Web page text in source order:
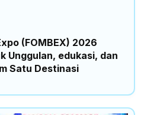
(FOMBEX) 2026
Unggulan, edukasi, dan
Satu Destinasi